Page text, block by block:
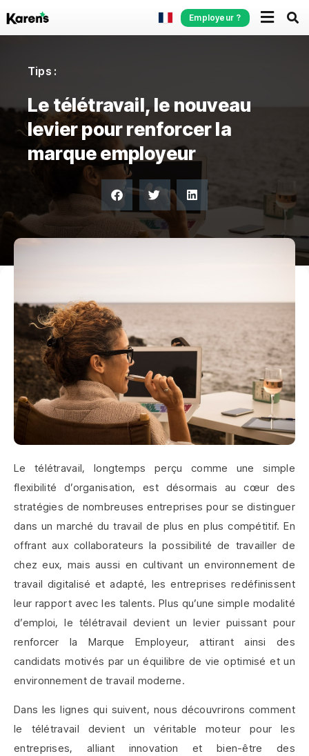
Employeur ?
Tips :
Le télétravail, le nouveau
levier pour renforcer la
marque employeur
Le télétravail, longtemps perçu comme une simple
flexibilité d’organisation, est désormais au cœur des
stratégies de nombreuses entreprises pour se distinguer
dans un marché du travail de plus en plus compétitif. En
offrant aux collaborateurs la possibilité de travailler de
chez eux, mais aussi en cultivant un environnement de
travail digitalisé et adapté, les entreprises redéfinissent
leur rapport avec les talents. Plus qu’une simple modalité
d’emploi, le télétravail devient un levier puissant pour
renforcer la Marque Employeur, attirant ainsi des
candidats motivés par un équilibre de vie optimisé et un
environnement de travail moderne.
Dans les lignes qui suivent, nous découvrirons comment
le télétravail devient un véritable moteur pour les
entreprises, alliant innovation et bien-être des